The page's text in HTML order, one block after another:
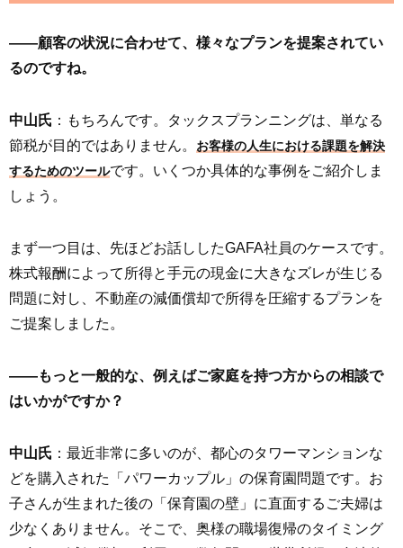
――顧客の状況に合わせて、様々なプランを提案されてい
るのですね。
中山氏 ：もちろんです。タックスプランニングは、単なる
節税が目的ではありません。
お客様の人生における課題を解決
するためのツールです。いくつか具体的な事例をご紹介しま
しょう。
まず一つ目は、先ほどお話ししたGAFA社員のケースです。
株式報酬によって所得と手元の現金に大きなズレが生じる
問題に対し、不動産の減価償却で所得を圧縮するプランを
ご提案しました。
――もっと一般的な、例えばご家庭を持つ方からの相談で
はいかがですか？
中山氏 ：最近非常に多いのが、都心のタワーマンションな
どを購入された「パワーカップル」の保育園問題です。お
子さんが生まれた後の「保育園の壁」に直面するご夫婦は
少なくありません。そこで、奥様の職場復帰のタイミング